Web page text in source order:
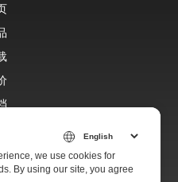
持
we use cookies for
By using our site, you agree